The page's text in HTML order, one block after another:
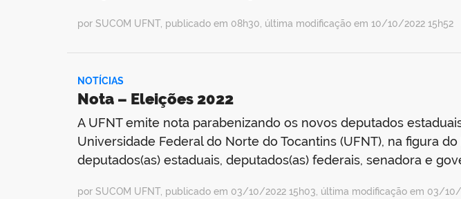
por SUCOM UFNT, publicado em 08h30, última modificação em 10/10/2022 15h52
NOTÍCIAS
Nota – Eleições 2022
A UFNT emite nota parabenizando os novos deputados
Universidade Federal do Norte do Tocantins (UFNT), na figura
deputados(as) estaduais, deputados(as) federais, senadora e
por SUCOM UFNT, publicado em 03/10/2022 15h03, última modificação em 03/10/